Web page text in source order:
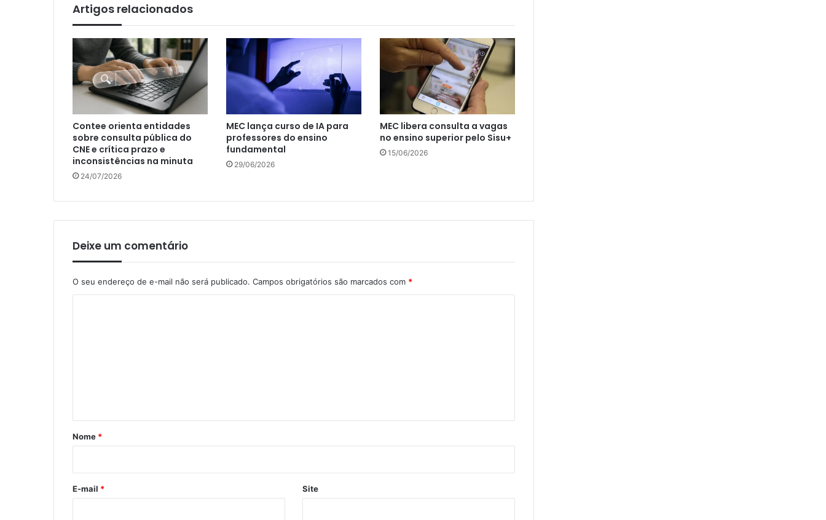
Artigos relacionados
Contee orienta entidades
sobre consulta pública do
CNE e crítica prazo e
inconsistências na minuta
24/07/2026
MEC lança curso de IA para
professores do ensino
fundamental
29/06/2026
MEC libera consulta a vagas
no ensino superior pelo Sisu+
15/06/2026
Deixe um comentário
O seu endereço de e-mail não será publicado. Campos obrigatórios são marcados com *
r
*
Nome *
E-mail * Site